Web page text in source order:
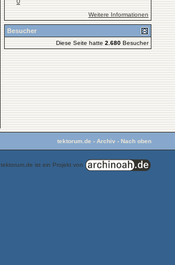
Weitere Informationen
Besucher
Diese Seite hatte 2.680 Besucher
tektorum.de - Archiv - Nach oben
tektorum.de ist ein Projekt von